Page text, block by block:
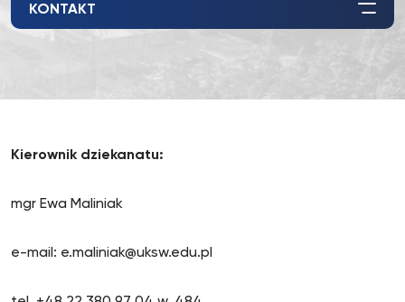
KONTAKT
Kierownik dziekanatu:
mgr Ewa Maliniak
e-mail: e.maliniak@uksw.edu.pl